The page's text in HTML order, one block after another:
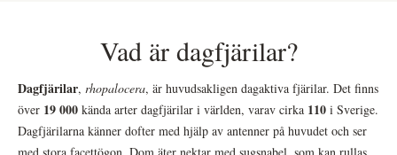
Vad är dagfjärilar?
Dagfjärilar, rhopalocera, är huvudsakligen dagaktiva fjärilar. Det finns
över 19 000 kända arter dagfjärilar i världen, varav cirka 110 i Sverige.
Dagfjärilarna känner dofter med hjälp av antenner på huvudet och ser